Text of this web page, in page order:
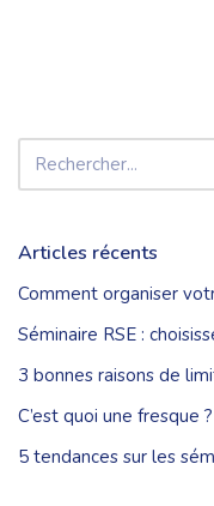
Articles récents
Comment organiser
Séminaire RSE :
3 bonnes raisons de
C’est quoi une fresque ?
5 tendances sur les